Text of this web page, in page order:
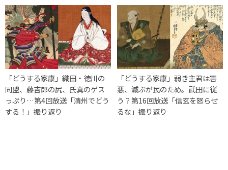
「どうする家康」織田・徳川の
同盟、藤吉郎の尻、氏真のゲス
っぷり…第4回放送「清州でどう
する！」振り返り
「どうする家康」弱き主君は害
悪、滅ぶが民のため。武田に従
う？第16回放送「信玄を怒らせ
るな」振り返り